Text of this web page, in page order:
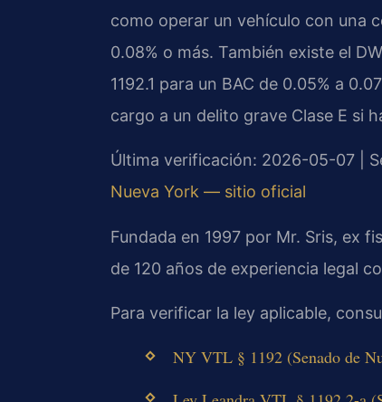
como operar un vehículo con una
0.08% o más. También existe el
1192.1 para un BAC de 0.05% a
cargo a un delito grave Clase E si
Última verificación: 2026-05-07 |
Nueva York — sitio oficial
Fundada en 1997 por Mr. Sris, ex
de 120 años de experiencia legal
Para verificar la ley aplicable,
NY VTL § 1192 (Senado de